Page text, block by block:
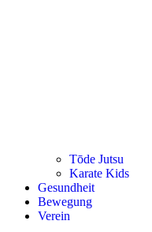
Tōde Jutsu
Kara­te Kids
Gesund­heit
Bewe­gung
Ver­ein